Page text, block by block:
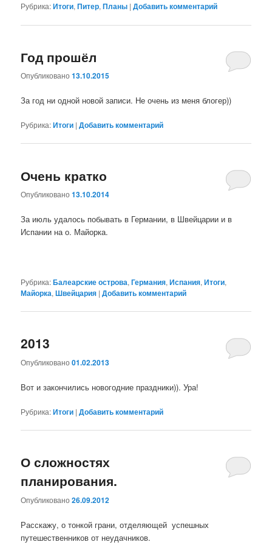
Рубрика:Итоги,Питер,Планы |Добавить комментарий
Год прошёл
Опубликовано13.10.2015
За год ни одной новой записи. Не очень из меня блогер))
Рубрика:Итоги |Добавить комментарий
Очень кратко
Опубликовано13.10.2014
За июль удалось побывать в Германии, в Швейцарии и в
Испании на о. Майорка.
Рубрика:Балеарские острова,Германия,Испания,Итоги,
Майорка,Швейцария |Добавить комментарий
2013
Опубликовано01.02.2013
Вот и закончились новогодние праздники)). Ура!
Рубрика:Итоги |Добавить комментарий
О сложностях
планирования.
Опубликовано26.09.2012
Расскажу, о тонкой грани, отделяющей успешных
путешественников от неудачников.